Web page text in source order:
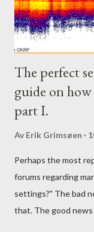
The perfect
guide on
part I.
Av Erik Grimsøen
Perhaps the most
forums regarding
settings?" The bad
that. The good news